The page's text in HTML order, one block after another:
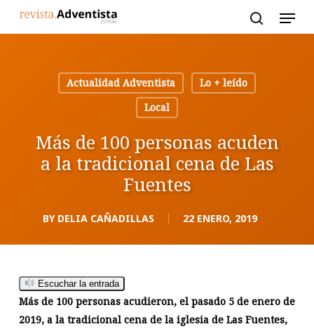
Actualidad Adventista
Lo + leído
Local
Más de 100 personas acuden
a la tradicional cena de Las
Fuentes
BY DELIA CAÑADILLAS 22 ENERO, 2019
Escuchar la entrada
Más de 100 personas acudieron, el pasado 5 de enero de
2019, a la tradicional cena de la iglesia de Las Fuentes,